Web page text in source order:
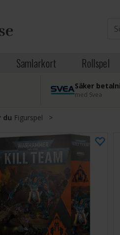
Samlarkort Rollspel
Säker
med Svea
du Figurspel >